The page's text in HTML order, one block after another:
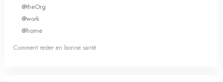
@theOrg
@work
@home
Comment rester en bonne santé